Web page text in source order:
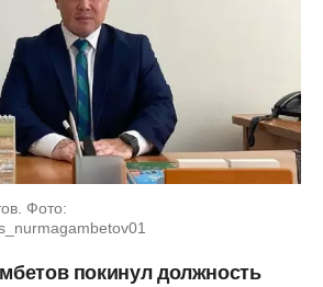
Фото:
покинул должность